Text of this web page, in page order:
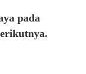
pada